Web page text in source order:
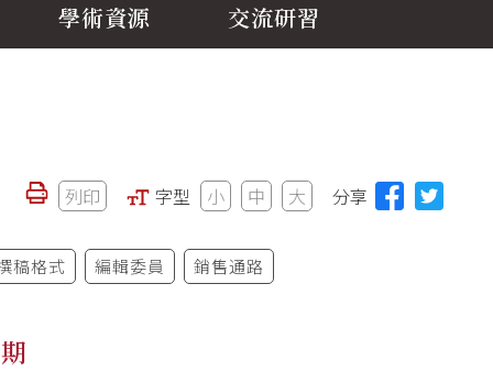
學術資源 交流研習
列印 字型 小 中 大 分享
稿格式 編輯委員 銷售通路